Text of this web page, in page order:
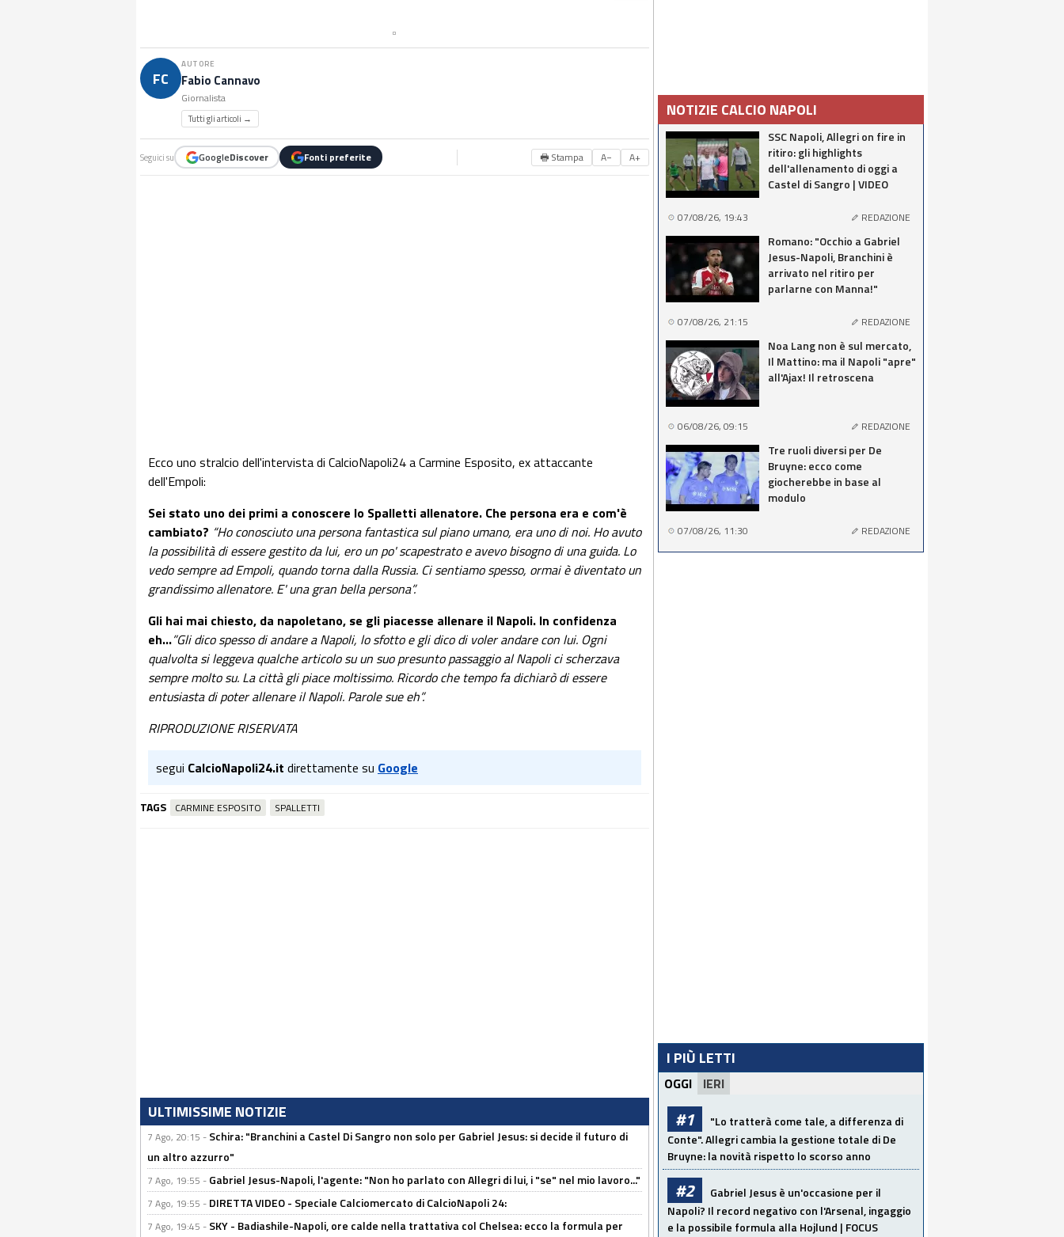
FC
AUTORE
Fabio Cannavo
Giornalista
Tutti gli articoli →
Seguici su GoogleDiscover Fonti preferite 🖶 Stampa A− A+
Ecco uno stralcio dell'intervista di CalcioNapoli24 a Carmine Esposito, ex attaccante
dell'Empoli:
Sei stato uno dei primi a conoscere lo Spalletti allenatore. Che persona era e com'è
cambiato? “Ho conosciuto una persona fantastica sul piano umano, era uno di noi. Ho avuto
la possibilità di essere gestito da lui, ero un po' scapestrato e avevo bisogno di una guida. Lo
vedo sempre ad Empoli, quando torna dalla Russia. Ci sentiamo spesso, ormai è diventato un
grandissimo allenatore. E' una gran bella persona”.
Gli hai mai chiesto, da napoletano, se gli piacesse allenare il Napoli. In confidenza
eh...”Gli dico spesso di andare a Napoli, lo sfotto e gli dico di voler andare con lui. Ogni
qualvolta si leggeva qualche articolo su un suo presunto passaggio al Napoli ci scherzava
sempre molto su. La città gli piace moltissimo. Ricordo che tempo fa dichiarò di essere
entusiasta di poter allenare il Napoli. Parole sue eh”.
RIPRODUZIONE RISERVATA
segui CalcioNapoli24.it direttamente su Google
TAGS CARMINE ESPOSITO SPALLETTI
ULTIMISSIME NOTIZIE
7 Ago, 20:15 - Schira: "Branchini a Castel Di Sangro non solo per Gabriel Jesus: si decide il futuro di
un altro azzurro"
7 Ago, 19:55 - Gabriel Jesus-Napoli, l'agente: "Non ho parlato con Allegri di lui, i "se" nel mio lavoro..."
7 Ago, 19:55 - DIRETTA VIDEO - Speciale Calciomercato di CalcioNapoli 24:
7 Ago, 19:45 - SKY - Badiashile-Napoli, ore calde nella trattativa col Chelsea: ecco la formula per
NOTIZIE CALCIO NAPOLI
SSC Napoli, Allegri on fire in
ritiro: gli highlights
dell'allenamento di oggi a
Castel di Sangro | VIDEO
07/08/26, 19:43 REDAZIONE
Romano: "Occhio a Gabriel
Jesus-Napoli, Branchini è
arrivato nel ritiro per
parlarne con Manna!"
07/08/26, 21:15 REDAZIONE
Noa Lang non è sul mercato,
Il Mattino: ma il Napoli "apre"
all'Ajax! Il retroscena
06/08/26, 09:15 REDAZIONE
Tre ruoli diversi per De
Bruyne: ecco come
giocherebbe in base al
modulo
07/08/26, 11:30 REDAZIONE
I PIÙ LETTI
OGGI IERI
#1
"Lo tratterà come tale, a differenza di
Conte". Allegri cambia la gestione totale di De
Bruyne: la novità rispetto lo scorso anno
#2
Gabriel Jesus è un'occasione per il
Napoli? Il record negativo con l'Arsenal, ingaggio
e la possibile formula alla Hojlund | FOCUS